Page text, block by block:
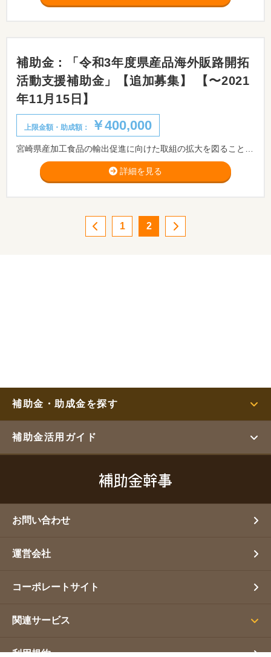
補助金：「令和3年度県産品海外販路開拓
活動支援補助金」【追加募集】 【〜2021
年11月15日】
上限金額・助成額： ￥400,000
詳細を見る
1 2
補助金・助成金を探す
補助金活用ガイド
お問い合わせ
運営会社
コーポレートサイト
関連サービス
利用規約